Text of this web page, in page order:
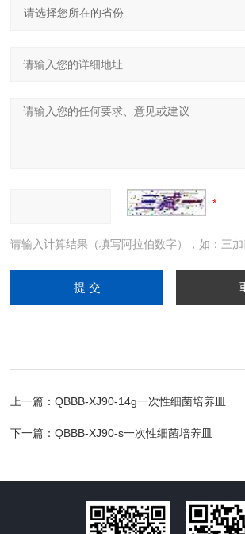
请输入计算结果（填写阿拉伯数字），如：三
上一篇：QBBB-XJ90-14g一次性细菌培养皿
下一篇：QBBB-XJ90-s一次性细菌培养皿